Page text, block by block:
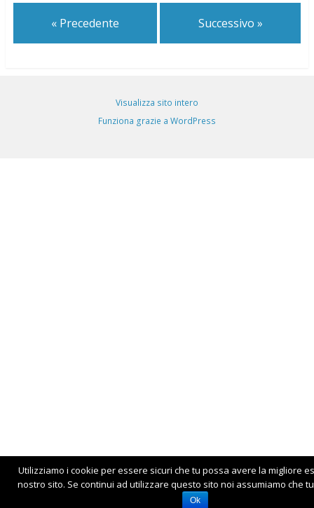
« Precedente Successivo »
Visualizza sito intero
Funziona grazie a WordPress
Utilizziamo i cookie per essere sicuri che tu possa avere la migliore
nostro sito. Se continui ad utilizzare questo sito noi assumiamo che
Ok